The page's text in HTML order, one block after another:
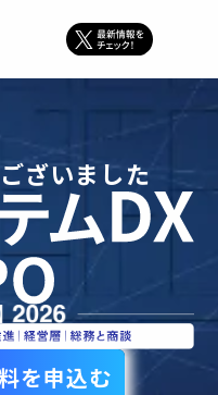
ざいました
を申込む